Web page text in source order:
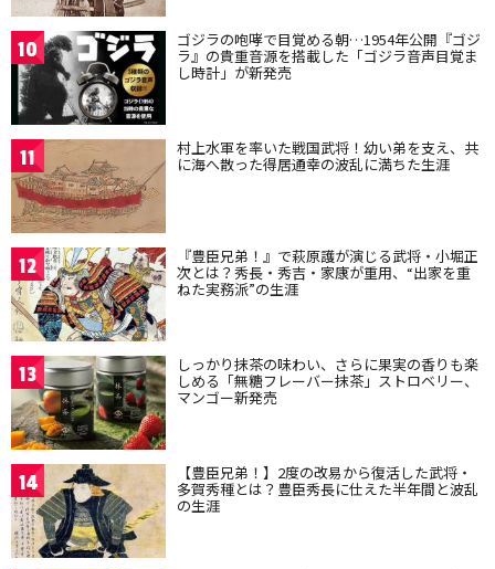
10 ゴジラの咆哮で目覚める朝…1954年公開『ゴジ
ラ』の貴重音源を搭載した「ゴジラ音声目覚ま
し時計」が新発売
11 村上水軍を率いた戦国武将！幼い弟を支え、共
に海へ散った得居通幸の波乱に満ちた生涯
12 『豊臣兄弟！』で萩原護が演じる武将・小堀正
次とは？秀長・秀吉・家康が重用、“出家を重
ねた実務派”の生涯
13 しっかり抹茶の味わい、さらに果実の香りも楽
しめる「無糖フレーバー抹茶」ストロベリー、
マンゴー新発売
14 【豊臣兄弟！】2度の改易から復活した武将・
多賀秀種とは？豊臣秀長に仕えた半年間と波乱
の生涯